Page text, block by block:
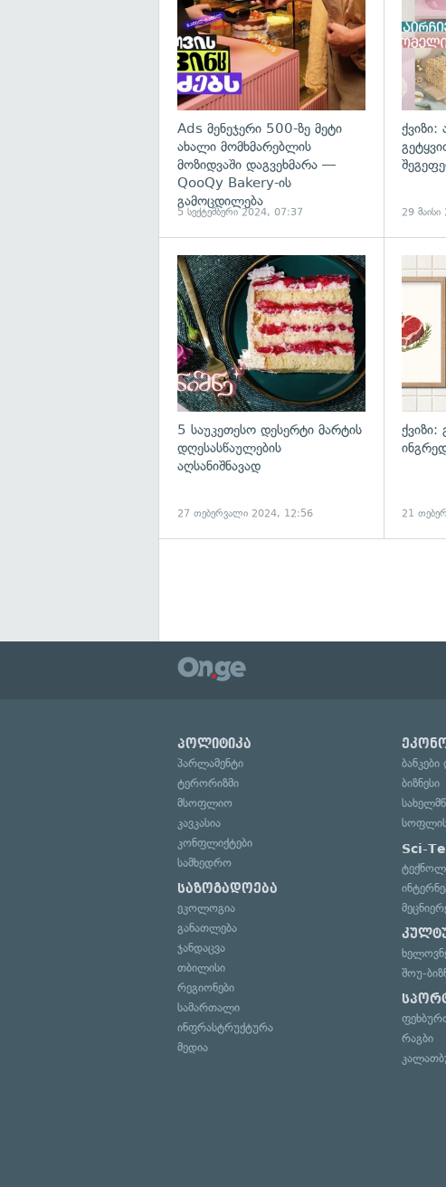
Ads მენეჯერი 500-ზე მეტი
ახალი მომხმარებლის
მოზიდვაში დაგვეხმარა —
QooQy Bakery-ის
გამოცდილება
5 სექტემბერი 2024, 07:37
ქვიზი:
29
5 საუკეთესო დესერტი მარტის
დღესასწაულების
აღსანიშნავად
27 თებერვალი 2024, 12:56
ქვიზი:
21
პოლიტიკა
პარლამენტი
ტერორიზმი
მსოფლიო
კავკასია
კონფლიქტები
სამხედრო
საზოგადოება
ეკოლოგია
განათლება
ჯანდაცვა
თბილისი
რეგიონები
სამართალი
ინფრასტრუქტურა
მედია
ბანკები
ბიზნესი
სოფლის
Sci-
შოუ-
რაგბი